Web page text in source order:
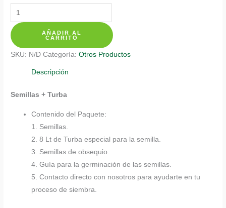
Kits
De
Siembra
Para
Cineraria
cantidad
AÑADIR AL
CARRITO
SKU: N/D Categoría:Otros Productos
Descripción
Semillas + Turba
Contenido del Paquete:
1. Semillas.
2. 8 Lt de Turba especial para la semilla.
3. Semillas de obsequio.
4. Guía para la germinación de las semillas.
5. Contacto directo con nosotros para ayudarte en tu
proceso de siembra.